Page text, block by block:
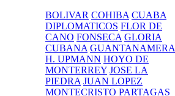
BOLIVAR COHIBA CUABA
DIPLOMATICOS FLOR DE
CANO FONSECA GLORIA
CUBANA GUANTANAMERA
H. UPMANN HOYO DE
MONTERREY JOSE LA
PIEDRA JUAN LOPEZ
MONTECRISTO PARTAGAS